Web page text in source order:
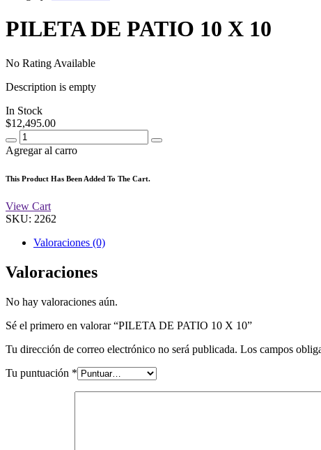
PILETA DE PATIO 10 X 10
No Rating Available
Description is empty
In Stock
$12,495.00
Agregar al carro
This Product Has Been Added To The Cart.
View Cart
SKU: 2262
Valoraciones (0)
Valoraciones
No hay valoraciones aún.
Sé el primero en valorar “PILETA DE PATIO 10 X 10”
Tu dirección de correo electrónico no será publicada. Los campos
Tu puntuación *